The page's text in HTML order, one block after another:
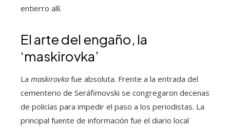
entierro allí.
El arte del engaño, la
‘maskirovka’
La maskirovka fue absoluta. Frente a la entrada del
cementerio de Seráfimovski se congregaron decenas
de policías para impedir el paso a los periodistas. La
principal fuente de información fue el diario local